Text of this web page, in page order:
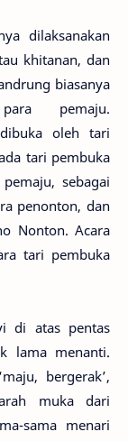
dilaksanakan
khitanan, dan
biasanya
pemaju.
oleh tari
tari pembuka
sebagai
penonton, dan
Nonton. Acara
tari pembuka
di atas pentas
lama menanti.
bergerak’,
muka dari
sama menari